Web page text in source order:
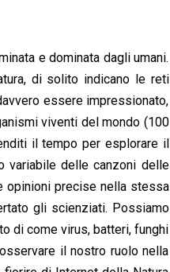
e dominata dagli umani.
di solito indicano le reti
essere impressionato,
viventi del mondo (100
il tempo per esplorare il
variabile delle canzoni delle
opinioni precise nella stessa
gli scienziati. Possiamo
di come virus, batteri, funghi
il nostro ruolo nella